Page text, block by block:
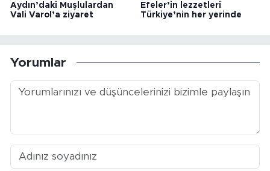
Aydın’daki Muşlulardan
Vali Varol’a ziyaret
Efeler’in lezzetleri
Türkiye’nin her yerinde
Yorumlar